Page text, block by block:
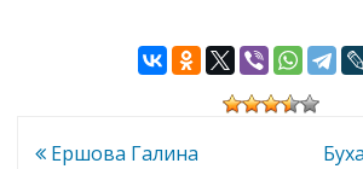
Галина
Романовна
Навигация
Ершова Галина